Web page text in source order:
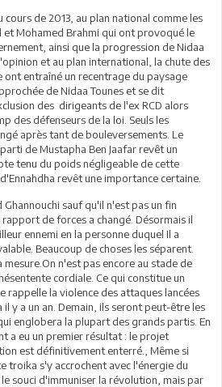
cours de 2013, au plan national comme les
et Mohamed Brahmi qui ont provoqué le
ainsi que la progression de Nidaa
et au plan international, la chute des
ont entraîné un recentrage du paysage
de Nidaa Tounes et se dit
des dirigeants de l'ex RCD alors
des défenseurs de la loi. Seuls les
après tant de bouleversements. Le
de Mustapha Ben Jaafar revêt un
tenu du poids négligeable de cette
revêt une importance certaine.
sauf qu'il n'est pas un fin
de forces a changé. Désormais il
ennemi en la personne duquel Il a
Beaucoup de choses les séparent.
mesure.On n'est pas encore au stade de
cordiale. Ce qui constitue un
rappelle la violence des attaques lancées
y a un an. Demain, ils seront peut-être les
englobera la plupart des grands partis. En
a eu un premier résultat : le projet
est définitivement enterré., Même si
troika s'y accrochent avec l'énergie du
souci d'immuniser la révolution, mais par